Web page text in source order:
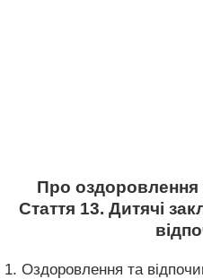
Про оздоровлення
Стаття 13. Дитячі
1. Оздоровлення та